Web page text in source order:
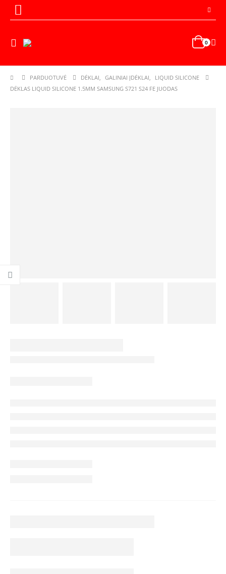
0
PARDUOTUVĖ DĖKLAI, GALINIAI ĮDĖKLAI,
LIQUID SILICONE
DĖKLAS LIQUID SILICONE 1.5MM SAMSUNG S721 S24 FE JUODAS